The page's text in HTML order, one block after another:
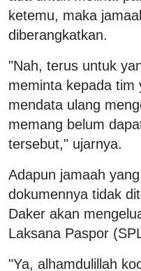
ketemu, maka
diberangkatkan.
"Nah, terus untuk
meminta kepada tim
mendata ulang
memang belum
tersebut," ujarnya.
Adapun jamaah
dokumennya tidak
Daker akan
Laksana Paspor
"Ya, alhamdulillah